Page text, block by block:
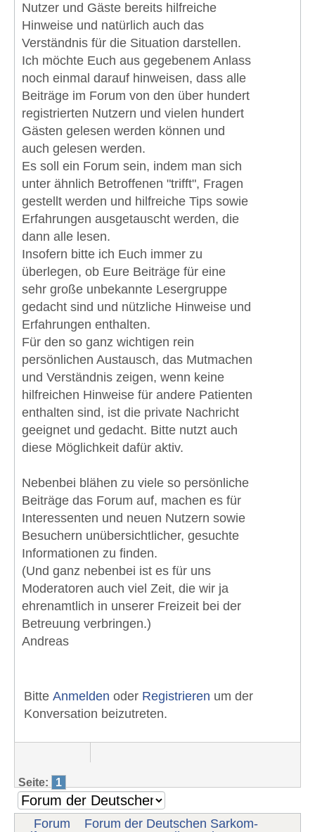
Nutzer und Gäste bereits hilfreiche
Hinweise und natürlich auch das
Verständnis für die Situation darstellen.
Ich möchte Euch aus gegebenem Anlass
noch einmal darauf hinweisen, dass alle
Beiträge im Forum von den über hundert
registrierten Nutzern und vielen hundert
Gästen gelesen werden können und
auch gelesen werden.
Es soll ein Forum sein, indem man sich
unter ähnlich Betroffenen "trifft", Fragen
gestellt werden und hilfreiche Tips sowie
Erfahrungen ausgetauscht werden, die
dann alle lesen.
Insofern bitte ich Euch immer zu
überlegen, ob Eure Beiträge für eine
sehr große unbekannte Lesergruppe
gedacht sind und nützliche Hinweise und
Erfahrungen enthalten.
Für den so ganz wichtigen rein
persönlichen Austausch, das Mutmachen
und Verständnis zeigen, wenn keine
hilfreichen Hinweise für andere Patienten
enthalten sind, ist die private Nachricht
geeignet und gedacht. Bitte nutzt auch
diese Möglichkeit dafür aktiv.
Nebenbei blähen zu viele so persönliche
Beiträge das Forum auf, machen es für
Interessenten und neuen Nutzern sowie
Besuchern unübersichtlicher, gesuchte
Informationen zu finden.
(Und ganz nebenbei ist es für uns
Moderatoren auch viel Zeit, die wir ja
ehrenamtlich in unserer Freizeit bei der
Betreuung verbringen.)
Andreas
Bitte Anmelden oder Registrieren um der
Konversation beizutreten.
Seite: 1
Forum
Forum der Deutschen Sarkom-